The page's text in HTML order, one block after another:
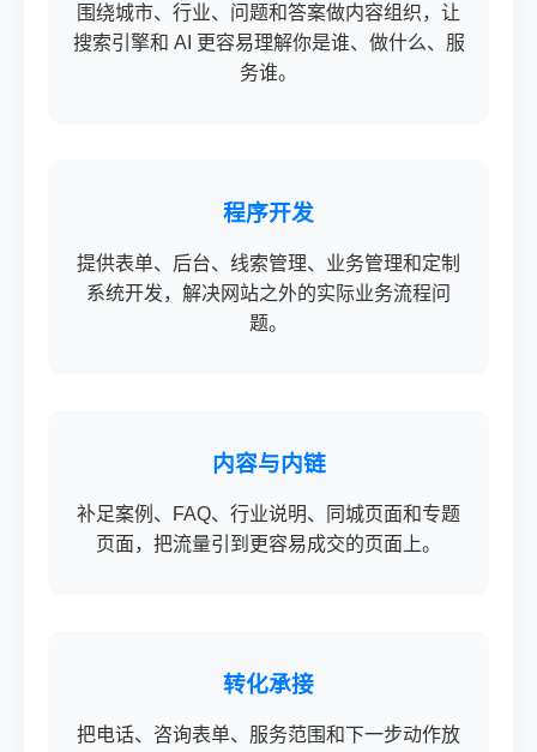
围绕城市、行业、问题和答案做内容组织，让
搜索引擎和 AI 更容易理解你是谁、做什么、服
务谁。
程序开发
提供表单、后台、线索管理、业务管理和定制
系统开发，解决网站之外的实际业务流程问
题。
内容与内链
补足案例、FAQ、行业说明、同城页面和专题
页面，把流量引到更容易成交的页面上。
转化承接
把电话、咨询表单、服务范围和下一步动作放